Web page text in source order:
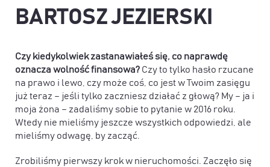
BARTOSZ JEZIERSKI
Czy kiedykolwiek zastanawiałeś się, co naprawdę
oznacza wolność finansowa?Czy to tylko hasło rzucane
na prawo i lewo, czy może coś, co jest w Twoim zasięgu
już teraz – jeśli tylko zaczniesz działać z głową? My – ja i
moja żona – zadaliśmy sobie to pytanie w 2016 roku.
Wtedy nie mieliśmy jeszcze wszystkich odpowiedzi, ale
mieliśmy odwagę, by zacząć.
Zrobiliśmy pierwszy krok w nieruchomości. Zaczęło się